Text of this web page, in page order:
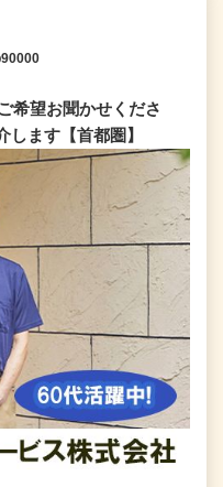
希望お聞かせくださ
ます【首都圏】